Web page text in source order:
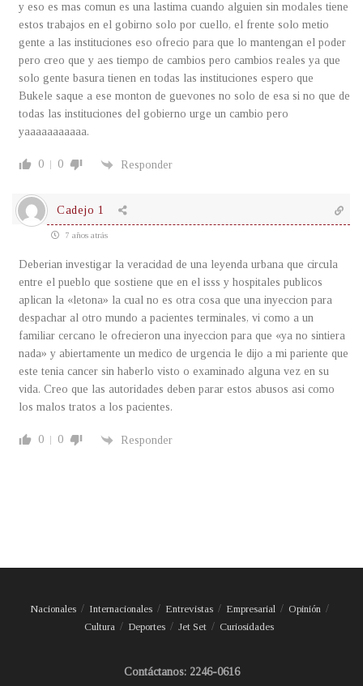
y eso es mas comun es una lastima cuando alguien sin modales tiene
estos trabajos en el gobirno solo por cuello, el frente solo metio
gente a las instituciones eso ofrecio para que lo mantengan el poder
pero creo que y aes tiempo de cambios pero cambios reales ya que
solo gente basura tienen en todas las instituciones espero que
Bukele saque a ese monton de guevones no solo de esa si no que de
todas las instituciones del gobierno urge un cambio pero
yaaaaaaaaaaa.
0 0 Responder
Cadejo 1
7 años atrás
Deberian investigar la veracidad de una leyenda urbana que circula
entre el pueblo que sostiene que en el isss y hospitales publicos
aplican la «letona» la cual no es otra cosa que una inyeccion para
despachar al otro mundo a pacientes terminales, vi como a un
familiar cercano le ofrecieron una inyeccion para que «ya no sintiera
nada» y abiertamente un medico de urgencia le dijo a mi pariente que
este tenia cancer sin haberlo visto o examinado alguna vez en su
vida. Creo que las autoridades deben parar estos abusos asi como
los malos tratos a los pacientes.
0 0 Responder
Nacionales Internacionales Entrevistas Empresarial
Opinión
Cultura
Deportes Jet Set Curiosidades
Contáctanos: 2246-0616